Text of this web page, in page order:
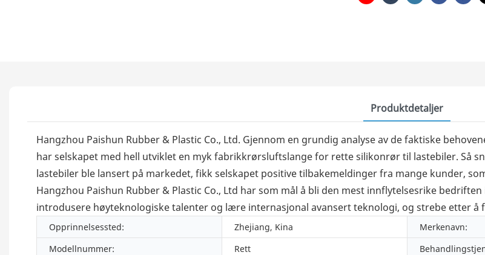
Produktdetaljer
Hangzhou Paishun Rubber & Plastic Co., Ltd. Gjennom en grundig analyse av de faktiske
har selskapet med hell utviklet en myk fabrikkrørsluftslange for rette silikonrør til lastebiler. Så
lastebiler ble lansert på markedet, fikk selskapet positive tilbakemeldinger fra mange kunder,
Hangzhou Paishun Rubber & Plastic Co., Ltd har som mål å bli den mest innflytelsesrike
introdusere høyteknologiske talenter og lære internasjonal avansert teknologi, og strebe etter
Opprinnelsessted: Zhejiang, Kina Merkenavn:
Modellnummer:
Rett